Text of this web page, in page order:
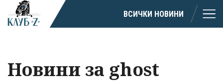
ВСИЧКИ НОВИНИ
Новини за ghost